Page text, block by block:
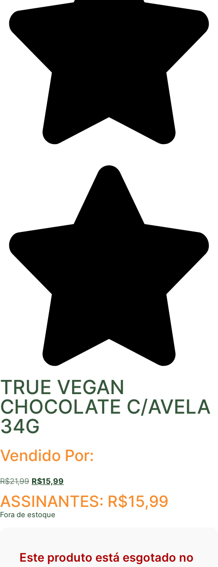
TRUE VEGAN
CHOCOLATE C/AVELA
34G
Vendido Por:
R$21,99 R$15,99
ASSINANTES: R$15,99
Fora de estoque
Este produto está esgotado no